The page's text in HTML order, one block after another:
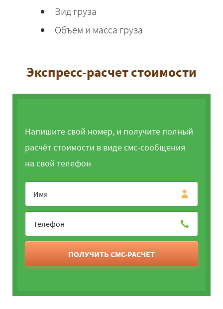
Вид груза
Объём и масса груза
Экспресс-расчет стоимости
Напишите свой номер, и получите полный
расчёт стоимости в виде смс-сообщения
на свой телефон
ПОЛУЧИТЬ СМС-РАСЧЕТ